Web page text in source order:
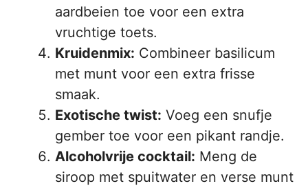
aardbeien toe voor een extra
vruchtige toets.
Kruidenmix: Combineer basilicum
met munt voor een extra frisse
smaak.
Exotische twist: Voeg een snufje
gember toe voor een pikant randje.
Alcoholvrije cocktail: Meng de
siroop met spuitwater en verse munt